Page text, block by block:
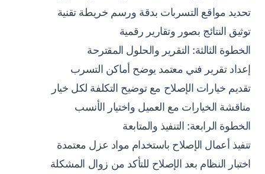
تحديد مواقع التسربات بدقة ورسم خريطة تقنية
توثيق النتائج بصور وتقارير رقمية
الخطوة الثالثة: التقرير والحلول المقترحة
إعداد تقرير فني معتمد يوضح أماكن التسرب
تقديم خيارات الإصلاح مع توضيح التكلفة لكل خيار
مناقشة الخيارات مع العميل واختيار الأنسب
الخطوة الرابعة: التنفيذ والمتابعة
تنفيذ أعمال الإصلاح باستخدام مواد عزل معتمدة
اختبار النظام بعد الإصلاح للتأكد من زوال المشكلة